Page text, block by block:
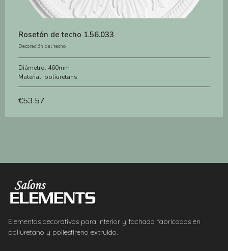
Rosetón de techo 1.56.033
Decoración del techo
Diámetro: 460mm
Material: poliuretāns
€53.57
Elementos decorativos para interior y fachada fabricados en
poliuretano y poliestireno extruido.